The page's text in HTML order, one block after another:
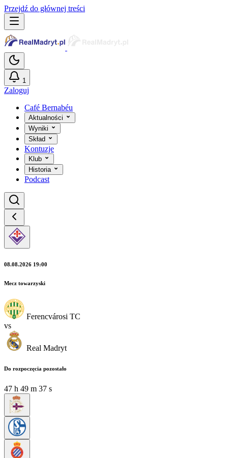
Przejdź do głównej treści
1
Zaloguj
Café Bernabéu
Aktualności
Wyniki
Skład
Kontuzje
Klub
Historia
Podcast
08.08.2026 19:00
Mecz towarzyski
Ferencvárosi TC
vs
Real Madryt
Do rozpoczęcia pozostało
47 h 49 m 35 s